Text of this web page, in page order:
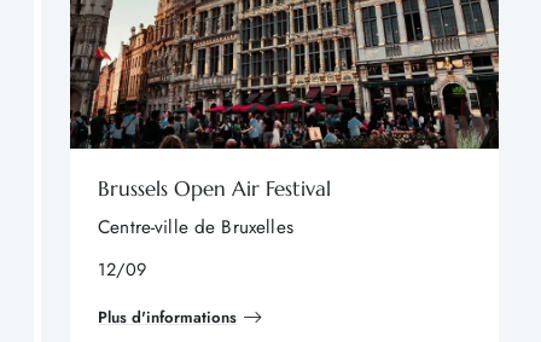
Brussels Open Air Festival
Centre-ville de Bruxelles
12/09
Plus d'informations